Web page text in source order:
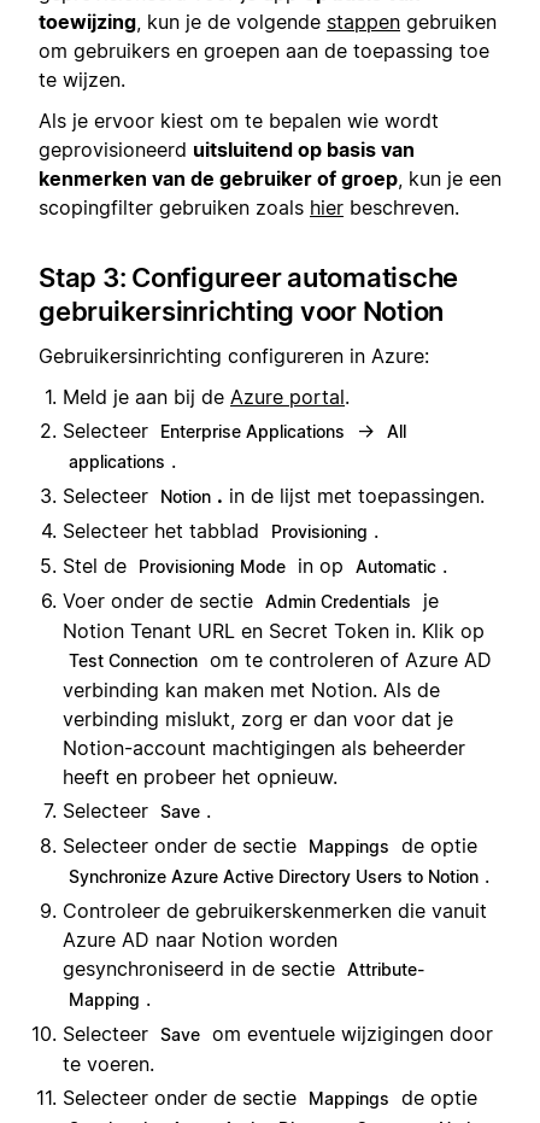
toewijzing , kun je de volgende stappen gebruiken
om gebruikers en groepen aan de toepassing toe
te wijzen.
Als je ervoor kiest om te bepalen wie wordt
geprovisioneerd uitsluitend op basis van
kenmerken van de gebruiker of groep, kun je een
scopingfilter gebruiken zoals hier beschreven.
Stap 3: Configureer automatische
gebruikersinrichting voor Notion
Gebruikersinrichting configureren in Azure:
Meld je aan bij de Azure portal.
Selecteer
Enterprise Applications →
All
applications .
Selecteer
Notion . in de lijst met toepassingen.
Selecteer het tabblad
Provisioning .
Stel de
Provisioning Mode in op Automatic .
Voer onder de sectie Admin Credentials
je
Notion Tenant URL en Secret Token in. Klik op
Test Connection om te controleren of Azure AD
verbinding kan maken met Notion. Als de
verbinding mislukt, zorg er dan voor dat je
Notion-account machtigingen als beheerder
heeft en probeer het opnieuw.
Selecteer Save .
Selecteer onder de sectie
Mappings de optie
Synchronize Azure Active Directory Users to Notion .
Controleer de gebruikerskenmerken die vanuit
Azure AD naar Notion worden
gesynchroniseerd in de sectie Attribute-
Mapping .
Selecteer Save om eventuele wijzigingen door
te voeren.
Selecteer onder de sectie
Mappings de optie